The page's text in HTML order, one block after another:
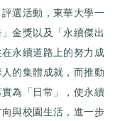
選活動，東華大學一
金獎以及「永續傑出
永續道路上的努力成
的集體成就，而推動
為「日常」，使永續
與校園生活，進一步